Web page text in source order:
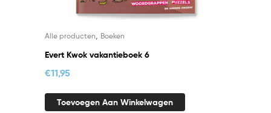
Alle producten Boeken
Evert Kwok vakantieboek 6
€11,95
Toevoegen Aan Winkelwagen